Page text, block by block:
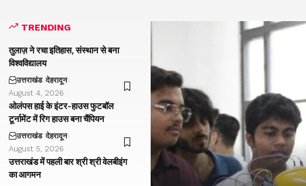
TRENDING
तुलाज़ ने रचा इतिहास, संस्थान से बना
विश्वविद्यालय
उत्तराखंड देहरादून
August 4, 2026
ओलंपस हाई के इंटर-हाउस फुटबॉल
टूर्नामेंट में रिग हाउस बना चैंपियन
उत्तराखंड देहरादून
August 5, 2026
उत्तराखंड में पहली बार श्री श्री वेलबीइंग
का आगमन